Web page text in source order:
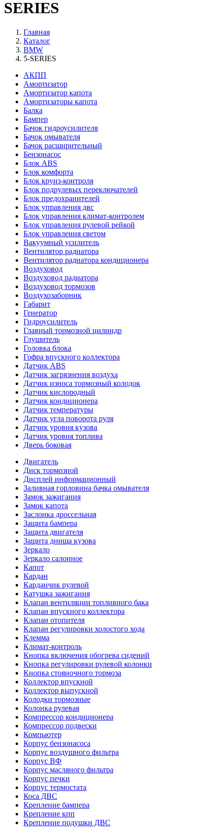
SERIES
Главная
Каталог
BMW
5-SERIES
АКПП
Амортизатор
Амортизатор капота
Амортизаторы капота
Балка
Бампер
Бачок гидроусилителя
Бачок омывателя
Бачок расширительный
Бензонасос
Блок ABS
Блок комфорта
Блок круиз-контроля
Блок подрулевых переключателей
Блок предохранителей
Блок управления двс
Блок управления климат-контролем
Блок управления рулевой рейкой
Блок управления светом
Вакуумный усилитель
Вентилятор радиатора
Вентилятор радиатора кондиционера
Воздуховод
Воздуховод радиатора
Воздуховод тормозов
Воздухозаборник
Габарит
Генератор
Гидроусилитель
Главный тормозной цилиндр
Глушитель
Головка блока
Гофра впускного коллектора
Датчик ABS
Датчик загрязнения воздуха
Датчик износа тормозный колодок
Датчик кислородный
Датчик кондиционера
Датчик температуры
Датчик угла поворота руля
Датчик уровня кузова
Датчик уровня топлива
Дверь боковая
Двигатель
Диск тормозной
Дисплей информационный
Заливная горловина бачка омывателя
Замок зажигания
Замок капота
Заслонка дроссельная
Защита бампера
Защита двигателя
Защита днища кузова
Зеркало
Зеркало салонное
Капот
Кардан
Карданчик рулевой
Катушка зажигания
Клапан вентиляции топливного бака
Клапан впускного коллектора
Клапан отопителя
Клапан регулировки холостого хода
Клемма
Климат-контроль
Кнопка включения обогрева сидений
Кнопка регулировки рулевой колонки
Кнопка стояночного тормоза
Коллектор впускной
Коллектор выпускной
Колодки тормозные
Колонка рулевая
Компрессор кондиционера
Компрессор подвески
Компьютер
Корпус бензонасоса
Корпус воздушного фильтра
Корпус ВФ
Корпус масляного фильтра
Корпус печки
Корпус термостата
Коса ДВС
Крепление бампера
Крепление кпп
Крепление подушки ДВС